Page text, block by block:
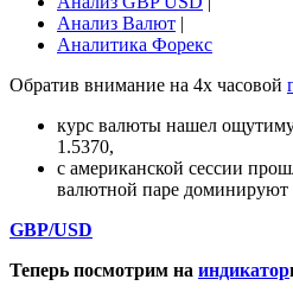
Анализ Валют |
Аналитика Форекс
Обратив внимание на 4х часовой
курс валюты нашел
1.5370,
с американской сессии
валютной паре доминируют
GBP/USD
Теперь посмотрим на индикатор